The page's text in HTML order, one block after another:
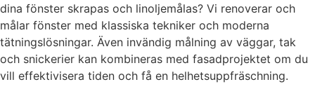
dina fönster skrapas och linoljemålas? Vi renoverar och
målar fönster med klassiska tekniker och moderna
tätningslösningar. Även invändig målning av väggar, tak
och snickerier kan kombineras med fasadprojektet om du
vill effektivisera tiden och få en helhetsuppfräschning.